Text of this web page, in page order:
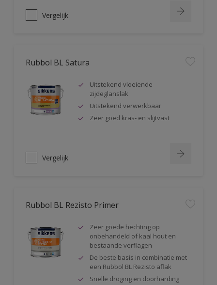
Vergelijk
Rubbol BL Satura
Uitstekend vloeiende
zijdeglanslak
Uitstekend verwerkbaar
Zeer goed kras- en slijtvast
Vergelijk
Rubbol BL Rezisto Primer
Zeer goede hechting op
onbehandeld of kaal hout en
bestaande verflagen
De beste basis in combinatie met
een Rubbol BL Rezisto aflak
Snelle droging en doorharding